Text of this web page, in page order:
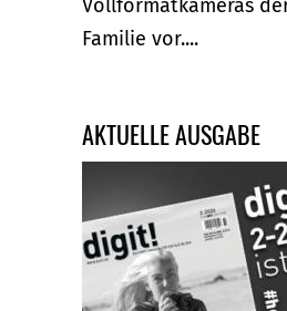
Vollformatkameras
Familie vor....
AKTUELLE AUSGABE